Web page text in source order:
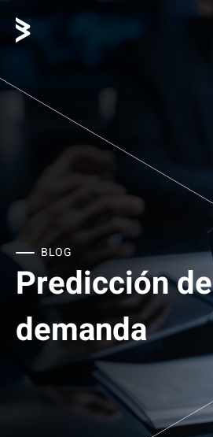
BLOG
Predicción de
demanda